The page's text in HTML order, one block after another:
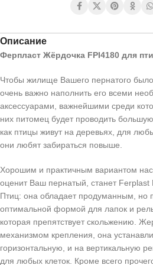
Описание
Ферпласт Жёрдочка FPI4180 для
Чтобы жилище Вашего пернатого
очень важно наполнить его всеми
аксессуарами, важнейшими среди
них питомец будет проводить
как птицы живут на деревьях, для
они любят забираться повыше.
Хорошим и практичным вариантом
оценит Ваш пернатый, станет
Птиц: она обладает продуманным, но
оптимальной формой для лапок и
которая препятствует скольжению.
механизмом крепления, она
горизонтальную, и на вертикальную
для любых клеток. Кроме всего